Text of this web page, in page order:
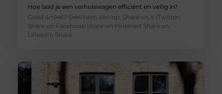
Hoe laad je een verhuiswagen efficiënt en veilig in?
Goed artikel? Deel hem dan op: Share on X (Twitter)
Share on Facebook Share on Pinterest Share on
LinkedIn Share